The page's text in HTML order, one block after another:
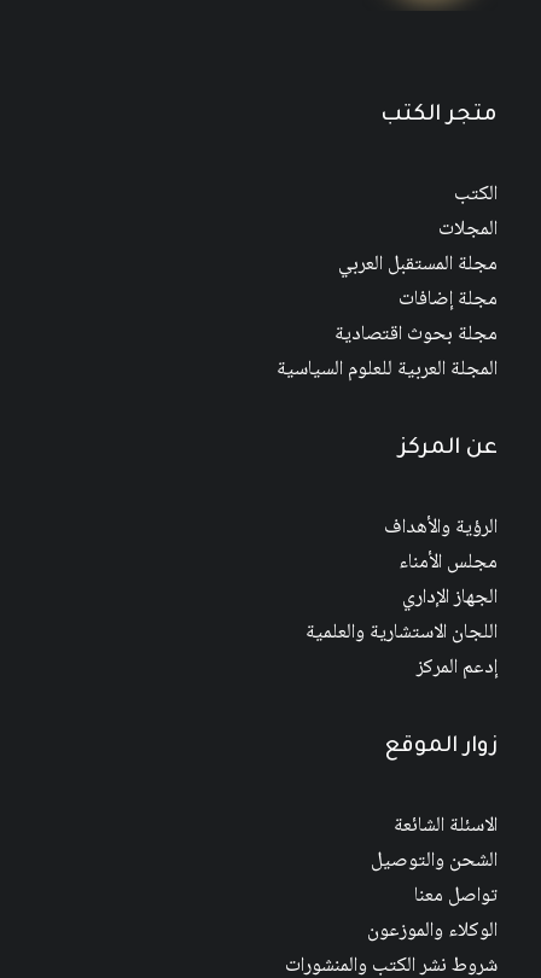
متجر الكتب
الكتب
المجلات
مجلة المستقبل العربي
مجلة إضافات
مجلة بحوث اقتصادية
المجلة العربية للعلوم السياسية
عن المركز
الرؤية والأهداف
مجلس الأمناء
الجهاز الإداري
اللجان الاستشارية والعلمية
إدعم المركز
زوار الموقع
الاسئلة الشائعة
الشحن والتوصيل
تواصل معنا
الوكلاء والموزعون
شروط نشر الكتب والمنشورات